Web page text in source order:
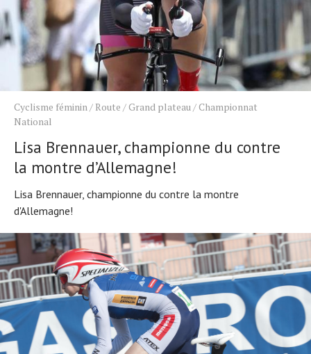
Cyclisme féminin/ Route / Grand plateau/ Championnat
National
Lisa Brennauer, championne du contre
la montre d’Allemagne!
Lisa Brennauer, championne du contre la montre
d'Allemagne!